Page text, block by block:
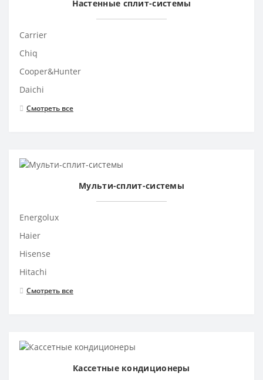
Настенные сплит-системы
Carrier
Chiq
Cooper&Hunter
Daichi
Смотреть все
Мульти-сплит-системы
Energolux
Haier
Hisense
Hitachi
Смотреть все
Кассетные кондиционеры